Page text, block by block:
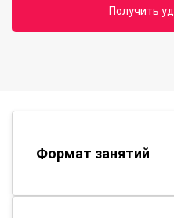
Получить
Формат занятий